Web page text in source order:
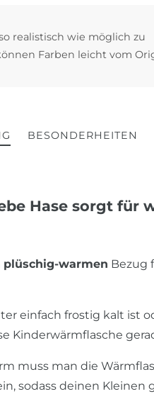
realistisch wie möglich zu
Farben leicht vom
BESONDERHEITEN
Hase sorgt für
plüschig-warmen Bezug
einfach frostig kalt ist
Kinderwärmflasche
muss man die
sodass deinen